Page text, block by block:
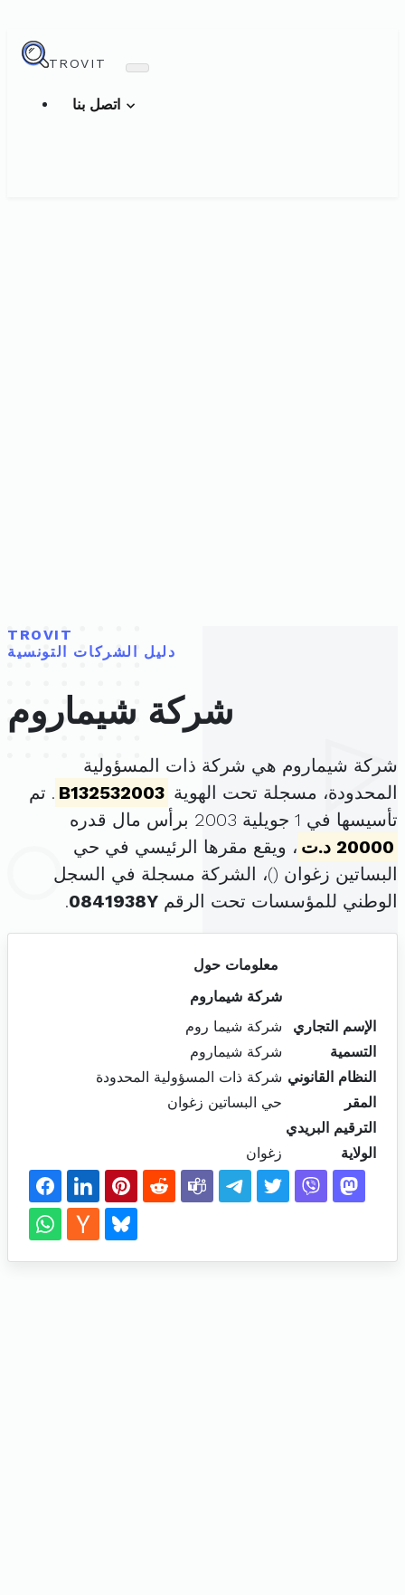
TROVIT
TROVIT
دليل الشركات التونسية
شركة شيماروم
شركة شيماروم هي شركة ذات المسؤولية
المحدودة، مسجلة تحت الهوية B132532003 . تم
تأسيسها في 1 جويلية 2003 برأس مال قدره
20000 د.ت
، ويقع مقرها الرئيسي في حي
البساتين زغوان ()، الشركة مسجلة في السجل
الوطني للمؤسسات تحت الرقم 0841938Y
.
معلومات حول
شركة شيماروم
الإسم التجاري
شركة شيما روم
التسمية
شركة شيماروم
النظام القانوني شركة ذات المسؤولية المحدودة
المقر
حي البساتين زغوان
الترقيم البريدي
الولاية
زغوان